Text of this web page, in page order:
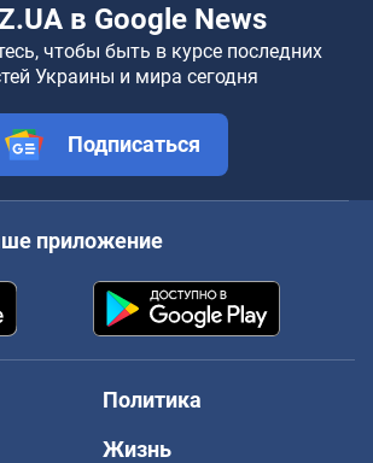
в Google News
чтобы быть в курсе последних
Украины и мира сегодня
Подписаться
приложение
Политика
Жизнь